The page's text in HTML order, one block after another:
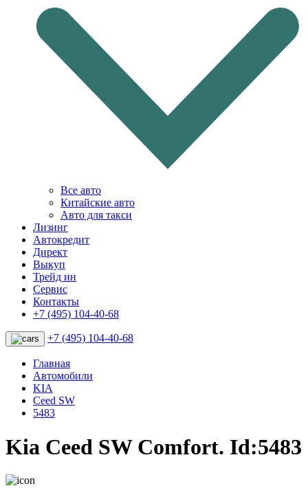
Все авто
Китайские авто
Авто для такси
Лизинг
Автокредит
Директ
Выкуп
Трейд ин
Сервис
Контакты
+7 (495) 104-40-68
+7 (495) 104-40-68
Главная
Автомобили
KIA
Ceed SW
5483
Kia Ceed SW Comfort. Id:5483